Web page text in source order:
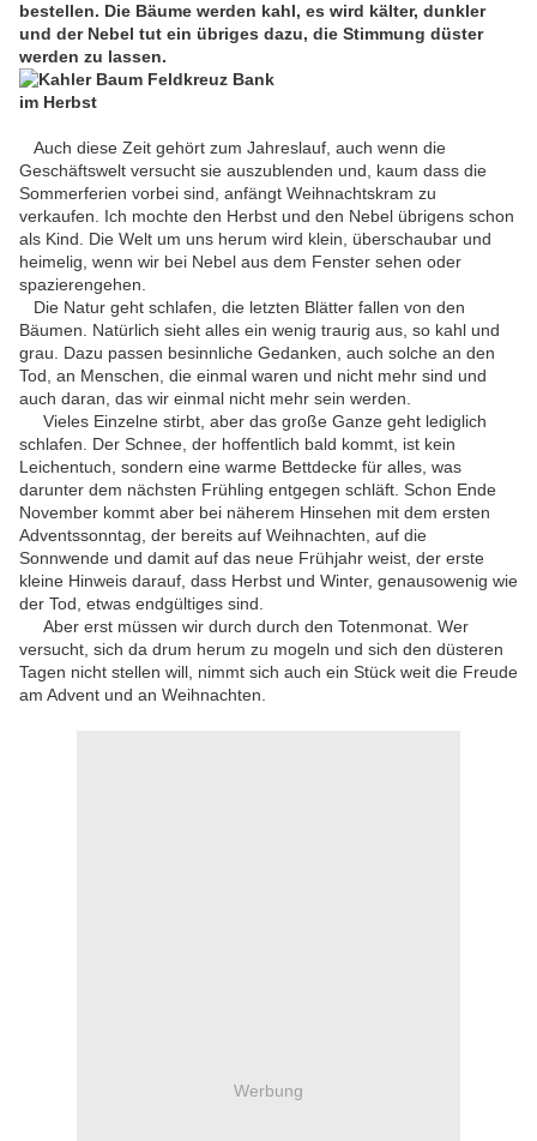
bestellen. Die Bäume werden kahl, es wird kälter, dunkler
und der Nebel tut ein übriges dazu, die Stimmung düster
werden zu lassen.
Auch diese Zeit gehört zum Jahreslauf, auch wenn die
Geschäftswelt versucht sie auszublenden und, kaum dass die
Sommerferien vorbei sind, anfängt Weihnachtskram zu
verkaufen. Ich mochte den Herbst und den Nebel übrigens schon
als Kind. Die Welt um uns herum wird klein, überschaubar und
heimelig, wenn wir bei Nebel aus dem Fenster sehen oder
spazierengehen.
Die Natur geht schlafen, die letzten Blätter fallen von den
Bäumen. Natürlich sieht alles ein wenig traurig aus, so kahl und
grau. Dazu passen besinnliche Gedanken, auch solche an den
Tod, an Menschen, die einmal waren und nicht mehr sind und
auch daran, das wir einmal nicht mehr sein werden.
Vieles Einzelne stirbt, aber das große Ganze geht lediglich
schlafen. Der Schnee, der hoffentlich bald kommt, ist kein
Leichentuch, sondern eine warme Bettdecke für alles, was
darunter dem nächsten Frühling entgegen schläft. Schon Ende
November kommt aber bei näherem Hinsehen mit dem ersten
Adventssonntag, der bereits auf Weihnachten, auf die
Sonnwende und damit auf das neue Frühjahr weist, der erste
kleine Hinweis darauf, dass Herbst und Winter, genausowenig wie
der Tod, etwas endgültiges sind.
Aber erst müssen wir durch durch den Totenmonat. Wer
versucht, sich da drum herum zu mogeln und sich den düsteren
Tagen nicht stellen will, nimmt sich auch ein Stück weit die Freude
am Advent und an Weihnachten.
Werbung